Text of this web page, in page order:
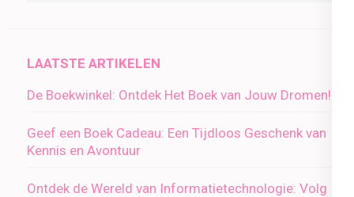
LAATSTE ARTIKELEN
De Boekwinkel: Ontdek Het Boek van Jouw Dromen!
Geef een Boek Cadeau: Een Tijdloos Geschenk van
Kennis en Avontuur
Ontdek de Wereld van Informatietechnologie: Volg